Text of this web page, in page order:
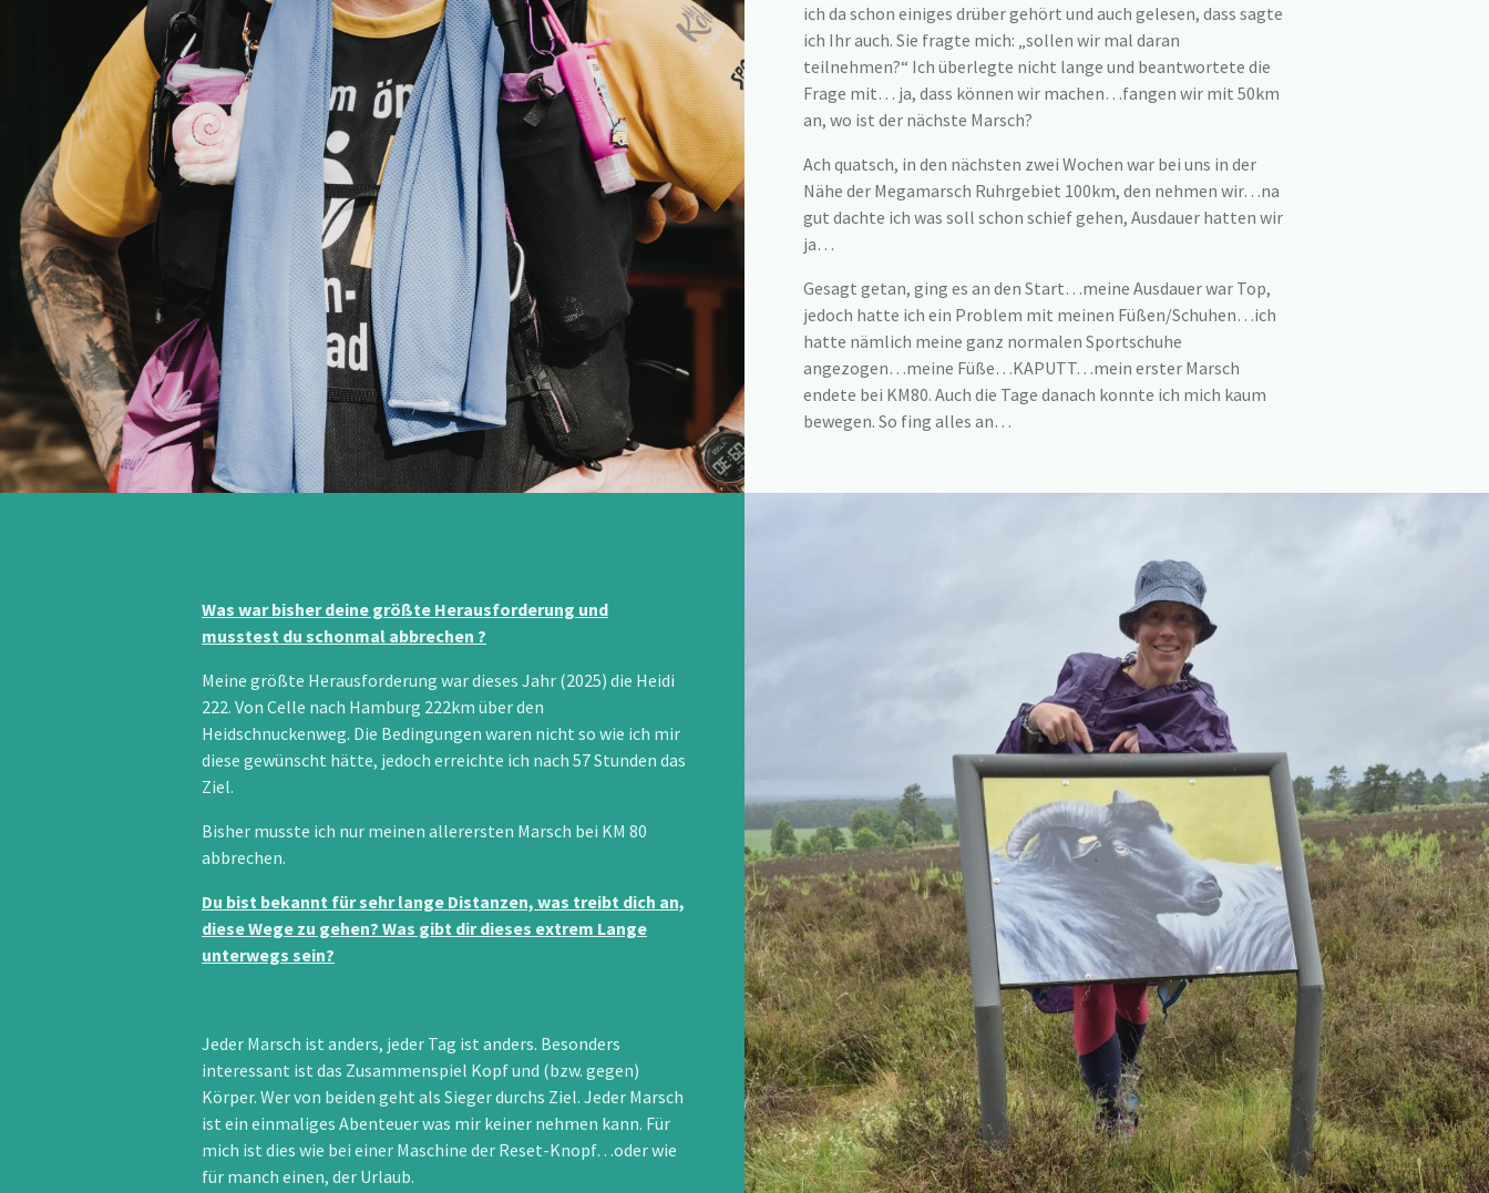
ich da schon einiges drüber gehört und auch gelesen, dass sagte
ich Ihr auch. Sie fragte mich: „sollen wir mal daran
teilnehmen?“ Ich überlegte nicht lange und beantwortete die
Frage mit… ja, dass können wir machen…fangen wir mit 50km
an, wo ist der nächste Marsch?
Ach quatsch, in den nächsten zwei Wochen war bei uns in der
Nähe der Megamarsch Ruhrgebiet 100km, den nehmen wir…na
gut dachte ich was soll schon schief gehen, Ausdauer hatten wir
ja…
Gesagt getan, ging es an den Start…meine Ausdauer war Top,
jedoch hatte ich ein Problem mit meinen Füßen/Schuhen…ich
hatte nämlich meine ganz normalen Sportschuhe
angezogen…meine Füße…KAPUTT…mein erster Marsch
endete bei KM80. Auch die Tage danach konnte ich mich kaum
bewegen. So fing alles an…
Was war bisher deine größte Herausforderung und
musstest du schonmal abbrechen ?
Meine größte Herausforderung war dieses Jahr (2025) die Heidi
222. Von Celle nach Hamburg 222km über den
Heidschnuckenweg. Die Bedingungen waren nicht so wie ich mir
diese gewünscht hätte, jedoch erreichte ich nach 57 Stunden das
Ziel.
Bisher musste ich nur meinen allerersten Marsch bei KM 80
abbrechen.
Du bist bekannt für sehr lange Distanzen, was treibt dich an,
diese Wege zu gehen? Was gibt dir dieses extrem Lange
unterwegs sein?
Jeder Marsch ist anders, jeder Tag ist anders. Besonders
interessant ist das Zusammenspiel Kopf und (bzw. gegen)
Körper. Wer von beiden geht als Sieger durchs Ziel. Jeder Marsch
ist ein einmaliges Abenteuer was mir keiner nehmen kann. Für
mich ist dies wie bei einer Maschine der Reset-Knopf…oder wie
für manch einen, der Urlaub.